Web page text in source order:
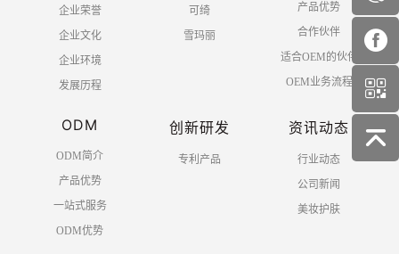
企业荣誉
企业文化
企业环境
发展历程
可绮
雪玛丽
产品优势
合作伙伴
适合OEM的伙伴
OEM业务流程
ODM
ODM简介
产品优势
一站式服务
ODM优势
创新研发
专利产品
资讯动态
行业动态
公司新闻
美妆护肤